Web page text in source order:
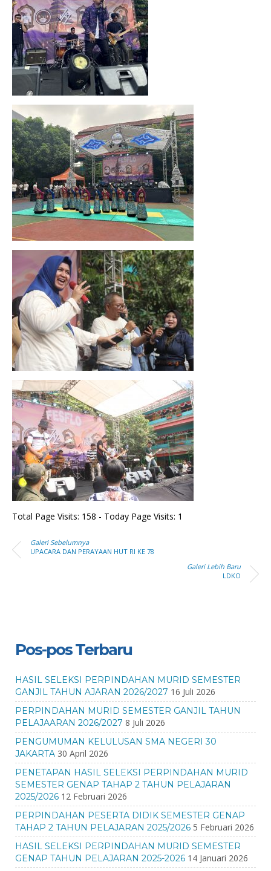
Total Page Visits: 158 - Today Page Visits: 1
Galeri Sebelumnya
UPACARA DAN PERAYAAN HUT RI KE 78
Galeri Lebih Baru
LDKO
Pos-pos Terbaru
HASIL SELEKSI PERPINDAHAN MURID SEMESTER
GANJIL TAHUN AJARAN 2026/2027 16 Juli 2026
PERPINDAHAN MURID SEMESTER GANJIL TAHUN
PELAJAARAN 2026/2027 8 Juli 2026
PENGUMUMAN KELULUSAN SMA NEGERI 30
JAKARTA 30 April 2026
PENETAPAN HASIL SELEKSI PERPINDAHAN MURID
SEMESTER GENAP TAHAP 2 TAHUN PELAJARAN
2025/2026 12 Februari 2026
PERPINDAHAN PESERTA DIDIK SEMESTER GENAP
TAHAP 2 TAHUN PELAJARAN 2025/2026 5 Februari 2026
HASIL SELEKSI PERPINDAHAN MURID SEMESTER
GENAP TAHUN PELAJARAN 2025-2026 14 Januari 2026